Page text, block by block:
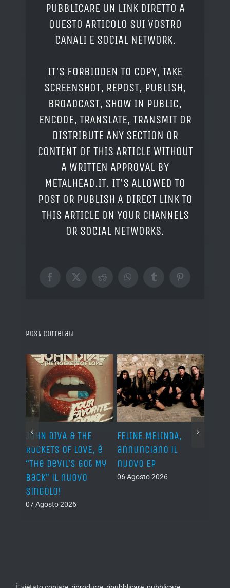
PUBBLICARE UN LINK DIRETTO A
QUESTO ARTICOLO SUI VOSTRO
CANALI E SOCIAL NETWORK.
IT'S FORBIDDEN TO COPY, TAKE
SCREENSHOT, REPOST, PUBLISH,
BROADCAST, SHOW IN PUBLIC,
ENCODE, TRANSLATE, TRANSMIT OR
DISTRIBUTE ANY SECTION OR
CONTENT OF THIS ARTICLE WITHOUT
A WRITTEN APPROVAL BY
METALHEAD.IT. IT'S ALLOWED TO
POST OR PUBLISH A DIRECT LINK TO
THIS ARTICLE ON YOUR CHANNELS
OR SOCIAL NETWORKS.
Facebook
X RedditWhatsAppTumblrPinterest
Post correlati
JOHN DIVA & THE
ROCKETS OF LOVE, è
“The Devil’s Got My
Back” il nuovo
singolo!
07 Agosto 2026
FELINE MELINDA,
annunciano il
nuovo EP
06 Agosto 2026